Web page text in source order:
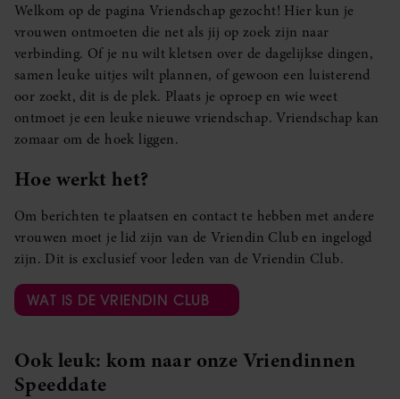
Welkom op de pagina Vriendschap gezocht! Hier kun je
vrouwen ontmoeten die net als jij op zoek zijn naar
verbinding. Of je nu wilt kletsen over de dagelijkse dingen,
samen leuke uitjes wilt plannen, of gewoon een luisterend
oor zoekt, dit is de plek. Plaats je oproep en wie weet
ontmoet je een leuke nieuwe vriendschap. Vriendschap kan
zomaar om de hoek liggen.
Hoe werkt het?
Om berichten te plaatsen en contact te hebben met andere
vrouwen moet je lid zijn van de Vriendin Club en ingelogd
zijn. Dit is exclusief voor leden van de Vriendin Club.
WAT IS DE VRIENDIN CLUB
Ook leuk: kom naar onze Vriendinnen
Speeddate